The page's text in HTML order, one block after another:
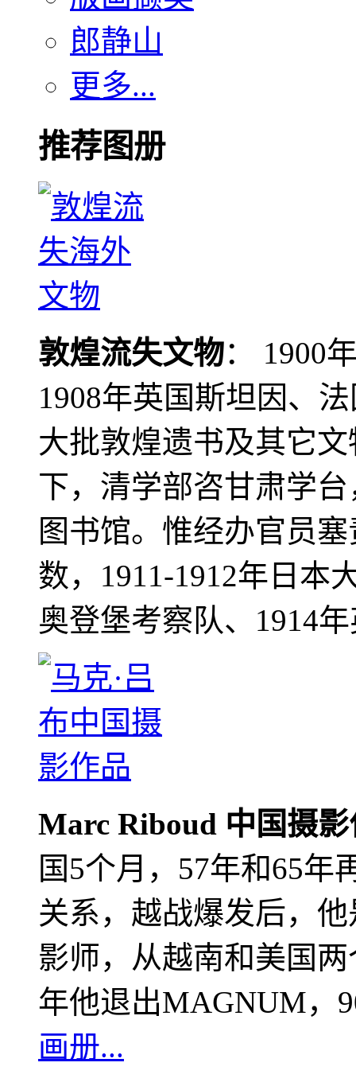
郎静山
更多...
推荐图册
敦煌流失文物： 1900
1908年英国斯坦因、
大批敦煌遗书及其它
下，清学部咨甘肃学
图书馆。惟经办官员
数，1911-1912年日本
奥登堡考察队、1914
Marc Riboud 中国摄
国5个月，57年和65年
关系，越战爆发后，
影师，从越南和美国
年他退出MAGNUM，
画册...